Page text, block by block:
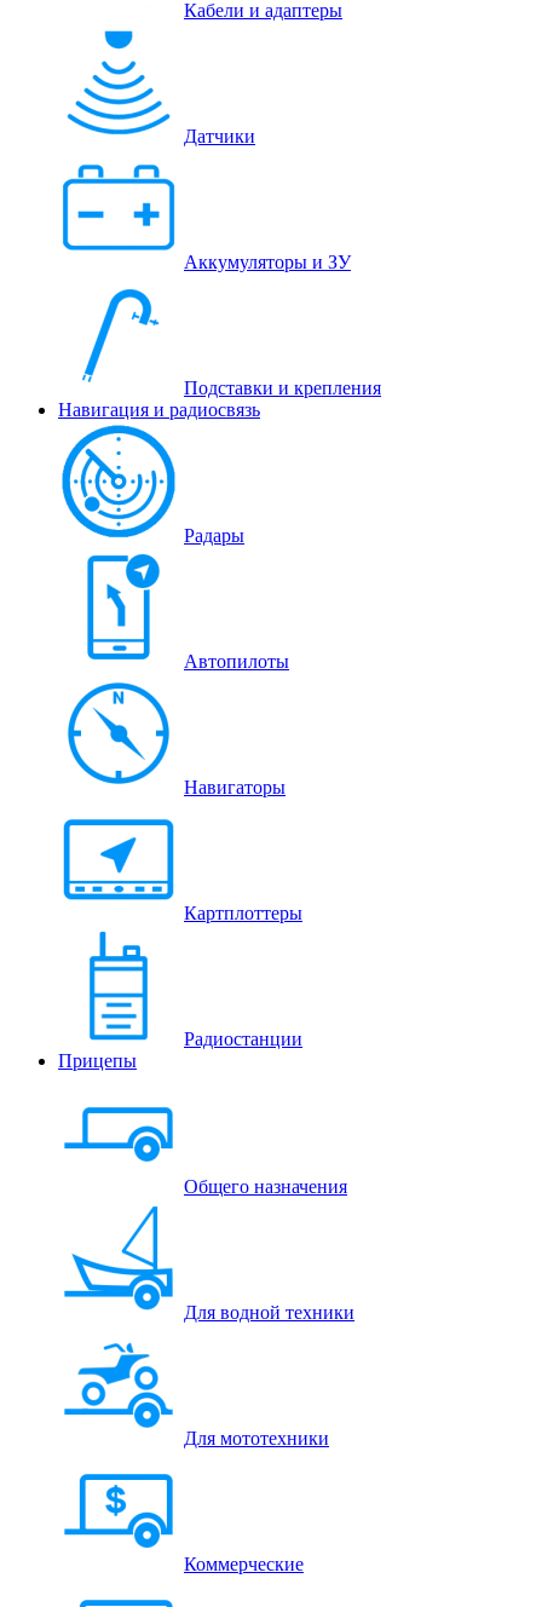
Кабели и адаптеры
Датчики
Аккумуляторы и ЗУ
Подставки и крепления
Навигация и радиосвязь
Радары
Автопилоты
Навигаторы
Картплоттеры
Радиостанции
Прицепы
Общего назначения
Для водной техники
Для мототехники
Коммерческие